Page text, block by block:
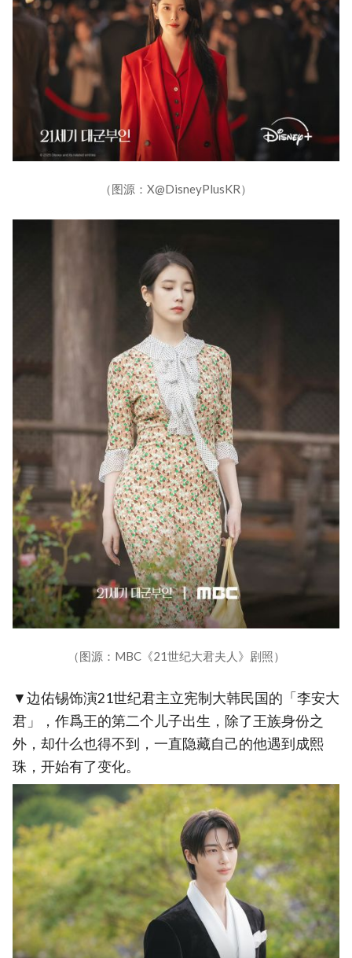
（图源：X@DisneyPlusKR）
（图源：MBC《21世纪大君夫人》剧照）
▼边佑锡饰演21世纪君主立宪制大韩民国的「李安大
君」，作爲王的第二个儿子出生，除了王族身份之
外，却什么也得不到，一直隐藏自己的他遇到成熙
珠，开始有了变化。